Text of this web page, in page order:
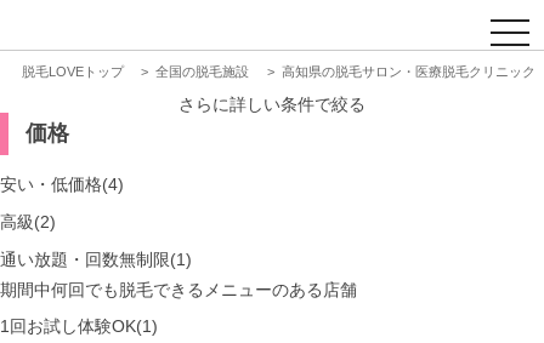
t
g
脱毛LOVEトップ 全国の脱毛施設 高知県の脱毛サロン・医療脱毛クリニック
さらに詳しい条件で絞る
価格
安い・低価格(4)
高級(2)
通い放題・回数無制限(1)
期間中何回でも脱毛できるメニューのある店舗
1回お試し体験OK(1)